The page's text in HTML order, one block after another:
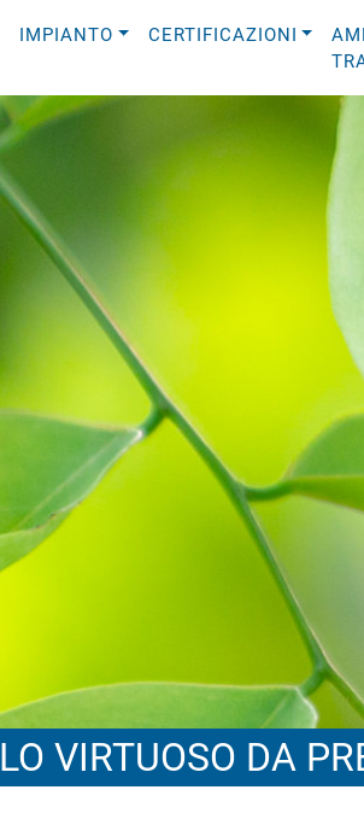
IMPIANTO CERTIFICAZIONI
VIRTUOSO DA